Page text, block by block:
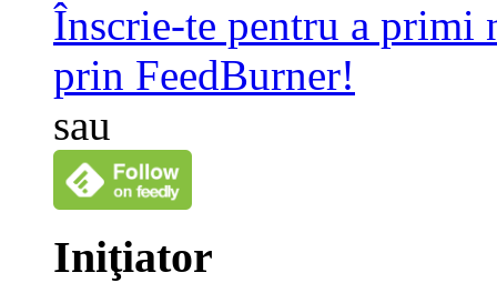
Înscrie-te pentru a primi
prin FeedBurner!
sau
Iniţiator